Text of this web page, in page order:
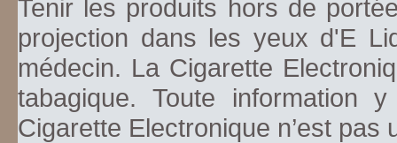
Tenir les produits hors de
projection dans les yeux d'E
médecin. La Cigarette
tabagique. Toute information
Cigarette Electronique n’est pas